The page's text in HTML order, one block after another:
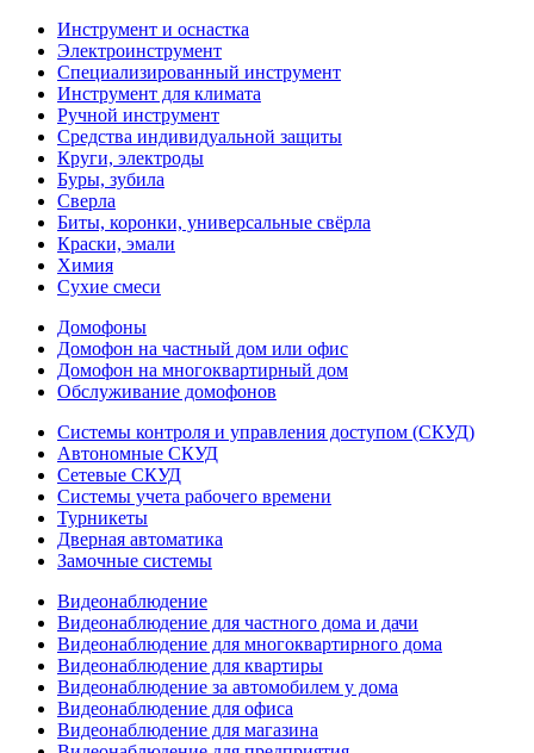
Инструмент и оснастка
Электроинструмент
Специализированный инструмент
Инструмент для климата
Ручной инструмент
Средства индивидуальной защиты
Круги, электроды
Буры, зубила
Сверла
Биты, коронки, универсальные свёрла
Краски, эмали
Химия
Сухие смеси
Домофоны
Домофон на частный дом или офис
Домофон на многоквартирный дом
Обслуживание домофонов
Системы контроля и управления доступом (СКУД)
Автономные СКУД
Сетевые СКУД
Системы учета рабочего времени
Турникеты
Дверная автоматика
Замочные системы
Видеонаблюдение
Видеонаблюдение для частного дома и дачи
Видеонаблюдение для многоквартирного дома
Видеонаблюдение для квартиры
Видеонаблюдение за автомобилем у дома
Видеонаблюдение для офиса
Видеонаблюдение для магазина